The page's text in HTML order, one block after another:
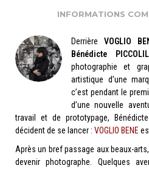
INFORMATIONS
Derrière VOGLIO
Bénédicte
photographie et
artistique d’une
c’est pendant le
d’une nouvelle
travail et de prototypage,
décident de se lancer : VOGLIO BENE
Après un bref passage aux beaux-
devenir photographe. Quelques